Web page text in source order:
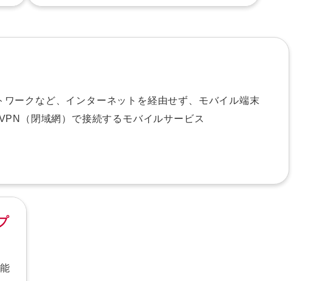
ークなど、インターネットを経由せず、モバイル端末
（閉域網）で接続するモバイルサービス